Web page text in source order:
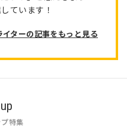
ています！
イターの記事をもっと見る
特集